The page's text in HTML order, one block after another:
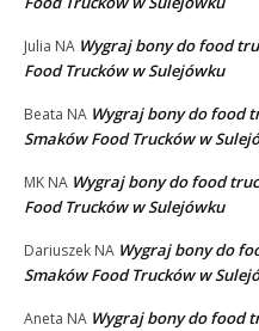
Julia NA Wygraj bony do food
Food Trucków w Sulejówku
Beata NA Wygraj bony do food
Smaków Food Trucków w
MK NA Wygraj bony do food
Food Trucków w Sulejówku
Dariuszek NA Wygraj bony do
Smaków Food Trucków w
Aneta NA Wygraj bony do food